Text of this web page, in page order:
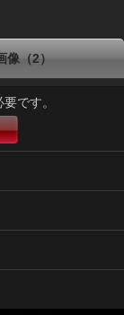
像（2）
です。